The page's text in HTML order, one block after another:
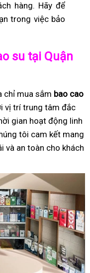
hàng. Hãy để
trong việc bảo
su tại Quận
chỉ mua sắm bao cao
vị trí trung tâm đắc
gian hoạt động linh
tôi cam kết mang
và an toàn cho khách